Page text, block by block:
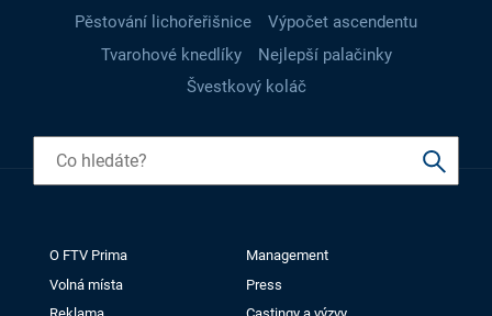
Pěstování lichořeřišnice
Výpočet ascendentu
Tvarohové knedlíky
Nejlepší palačinky
Švestkový koláč
O FTV Prima
Management
Volná místa
Press